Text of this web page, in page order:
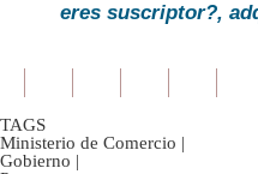
eres suscriptor?,
TAGS
Ministerio de Comercio |
Gobierno |